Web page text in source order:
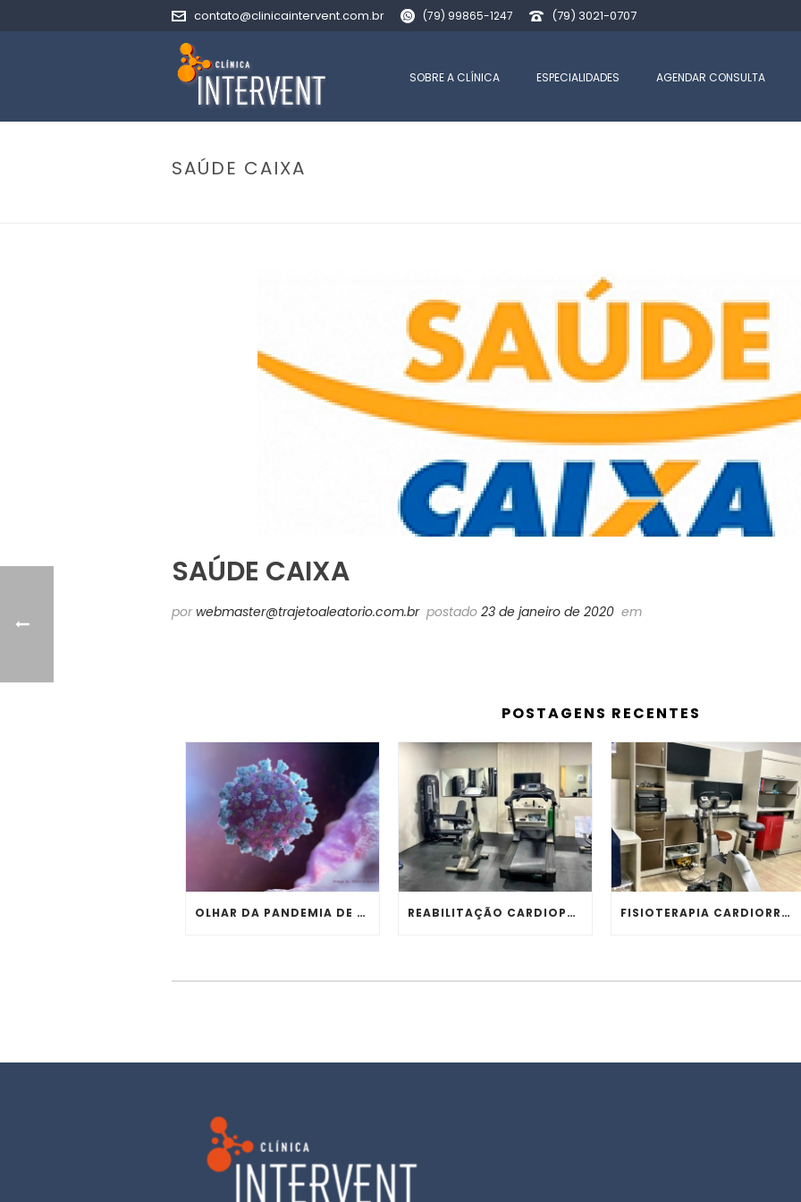
contato@clinicaintervent.com.br (79) 99865-1247 (79) 3021-0707
SOBRE A CLÍNICA ESPECIALIDADES AGENDAR CONSULTA
SAÚDE CAIXA
SAÚDE CAIXA
porwebmaster@trajetoaleatorio.com.br postado 23 de janeiro de 2020 em
POSTAGENS RECENTES
OLHAR DA PANDEMIA DE COVID19 NO BRASIL REABILITAÇÃO CARDIOPULMONAR FISIOTERAPIA CARDIORRESPIRATÓRIA PÓS COVID-19